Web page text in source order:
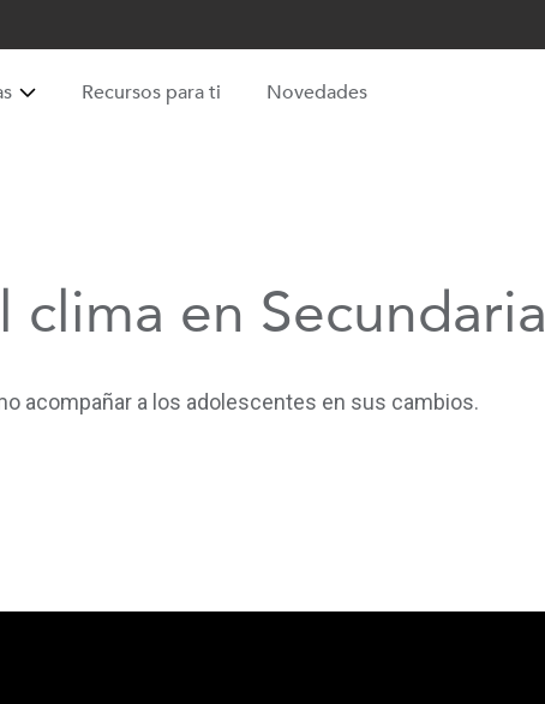
Recursos para ti Novedades
clima en Secundaria
acompañar a los adolescentes en sus cambios.